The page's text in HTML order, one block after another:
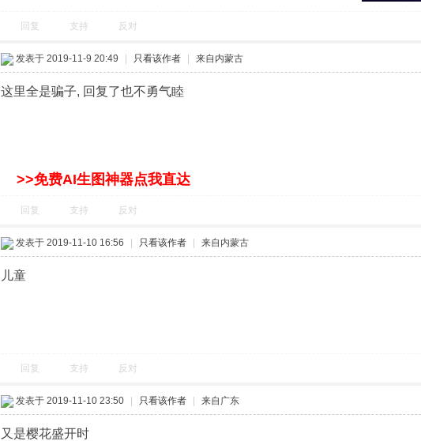
回复 支持 反对
发表于 2019-11-9 20:49 只看该作者 来自内蒙古
这里全是骗子, 回复了也不勇气睦
>>免费AI生图神器点我直达
回复 支持 反对
发表于 2019-11-10 16:56 只看该作者 来自内蒙古
儿童
回复 支持 反对
发表于 2019-11-10 23:50 只看该作者 来自广东
又是樱花盛开时